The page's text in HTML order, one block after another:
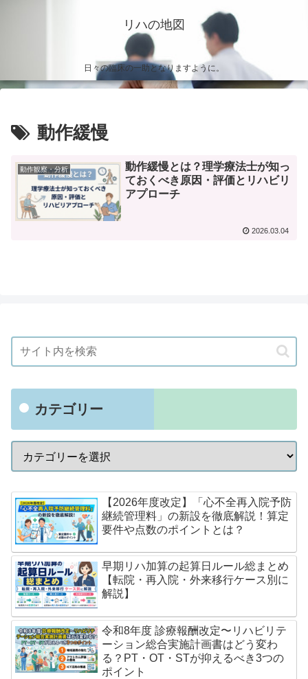
リハの地図
日々の臨床の一助となりますように。
動作緩慢
動作観察・分析
動作緩慢とは？理学療法士が知っ
ておくべき原因・評価とリハビリ
アプローチ
2026.03.04
カテゴリー
【2026年度改定】「心不全再入院予防
継続管理料」の新設を徹底解説！算定
要件や点数のポイントとは？
早期リハ加算の起算日ルール総まとめ
【転院・再入院・外来移行ケース別に
解説】
令和8年度 診療報酬改定〜リハビリテ
ーション総合実施計画書はどう変わ
る？PT・OT・STが抑えるべき3つの
ポイント